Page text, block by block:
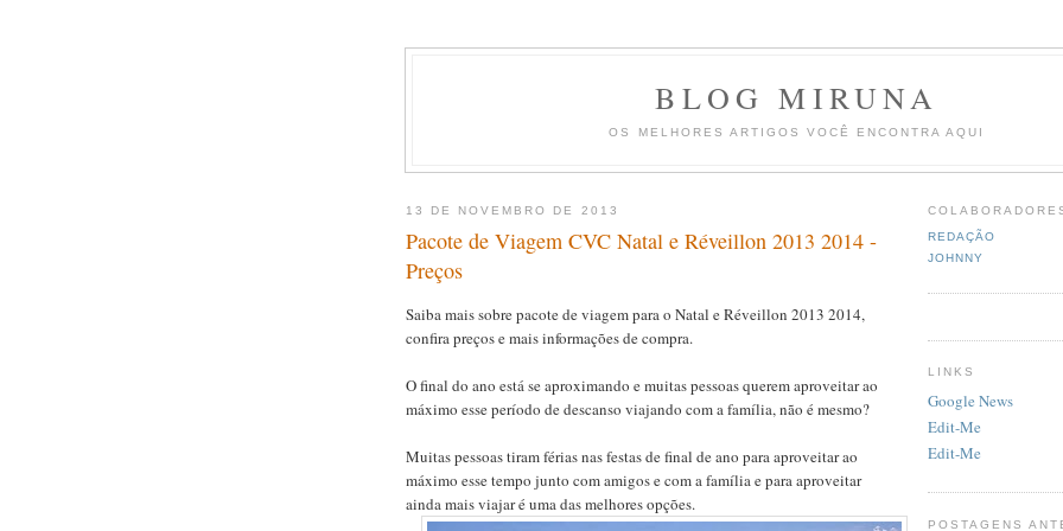
BLOG MIRUNA
OS MELHORES ARTIGOS VOCÊ ENCONTRA AQUI
13 DE NOVEMBRO DE 2013
Pacote de Viagem CVC Natal e Réveillon 2013 2014 -
Preços
Saiba mais sobre pacote de viagem para o Natal e Réveillon 2013 2014,
confira preços e mais informações de compra.
O final do ano está se aproximando e muitas pessoas querem aproveitar ao
máximo esse período de descanso viajando com a família, não é mesmo?
Muitas pessoas tiram férias nas festas de final de ano para aproveitar ao
máximo esse tempo junto com amigos e com a família e para aproveitar
ainda mais viajar é uma das melhores opções.
REDAÇÃO
JOHNNY
LINKS
Google News
Edit-Me
Edit-Me
POSTAGENS